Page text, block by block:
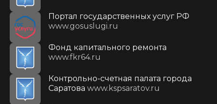
Портал государственных услуг РФ
www.gosuslugi.ru
Фонд капитального ремонта
www.fkr64.ru
Контрольно-счетная палата города
Саратова www.kspsaratov.ru